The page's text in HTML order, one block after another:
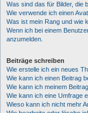
Was sind das für Bilder, die
Wie verwende ich einen
Was ist mein Rang und wie
Wenn ich bei einem
anzumelden.
Beiträge schreiben
Wie erstelle ich ein neues
Wie kann ich einen Beitrag
Wie kann ich meinem
Wie kann ich eine Umfrage
Wieso kann ich nicht mehr